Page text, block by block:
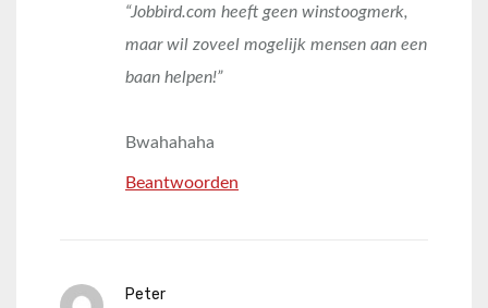
“Jobbird.com heeft geen winstoogmerk,
maar wil zoveel mogelijk mensen aan een
baan helpen!”
Bwahahaha
Beantwoorden
Peter